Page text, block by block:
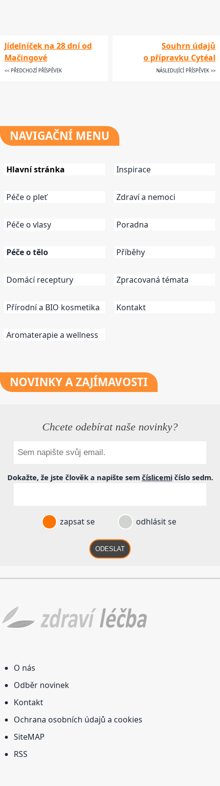
Jídelníček na 28 dní od
Mačingové
<< PŘEDCHOZÍ PŘÍSPĚVEK
Souhrn údajů
o přípravku Cytéal
NÁSLEDUJÍCÍ PŘÍSPĚVEK >>
NAVIGAČNÍ MENU
Hlavní stránka
Péče o pleť
Péče o vlasy
Péče o tělo
Domácí receptury
Přírodní a BIO kosmetika
Aromaterapie a wellness
Inspirace
Zdraví a nemoci
Poradna
Příběhy
Zpracovaná témata
Kontakt
NOVINKYA ZAJÍMAVOSTI
Chcete odebírat naše novinky?
Dokažte, že jste člověk a napište sem číslicemičíslo sedm.
zapsat se odhlásit se
ODESLAT
O nás
Odběr novinek
Kontakt
Ochrana osobních údajů a cookies
SiteMAP
RSS